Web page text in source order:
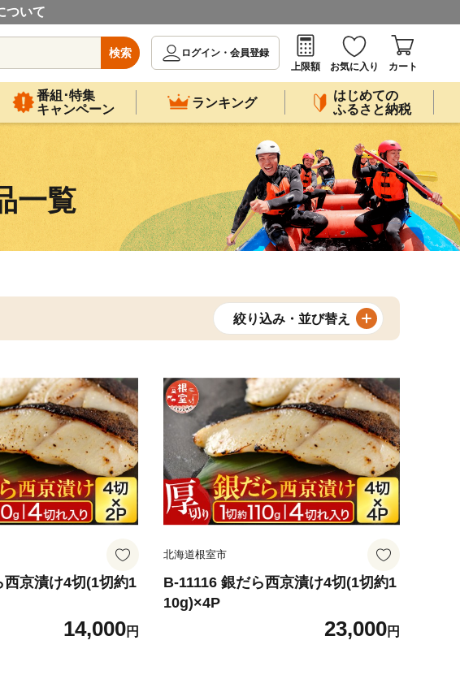
ついて
検索
ログイン・会員登録
上限額
お気に入り カート
番組･特集
キャンペーン
ランキング
はじめての
ふるさと納税
一覧
絞り込み・並び替え
西京漬け4切(1切約1
14,000円
北海道根室市
B-11116 銀だら西京漬け4切(1切約1
10g)×4P
23,000円